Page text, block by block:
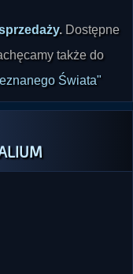
także do
Świata"